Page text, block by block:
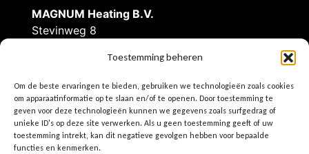
Toestemming beheren
Om de beste ervaringen te bieden, gebruiken we technologieën zoals cookies
om apparaatinformatie op te slaan en/of te openen. Door toestemming te
geven voor deze technologieën kunnen we gegevens zoals surfgedrag of
unieke ID's op deze site verwerken. Als u geen toestemming geeft of uw
toestemming intrekt, kan dit negatieve gevolgen hebben voor bepaalde
functies en kenmerken.
MAGNUM Heating B.V.
Stevinweg 8
Tel: 0166-609300
Einfo@magnumheating.nl
Wwww.magnumheating.nl
IBAN | NL37INGB0655775129